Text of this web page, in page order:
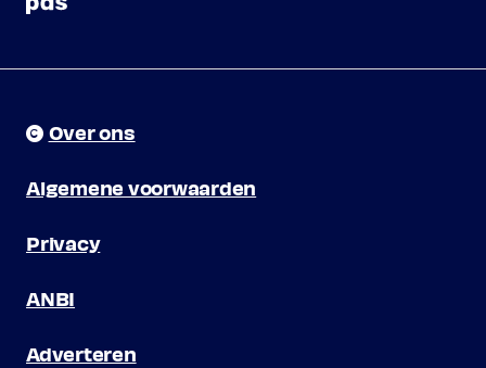
Over ons
Algemene voorwaarden
Privacy
ANBI
Adverteren